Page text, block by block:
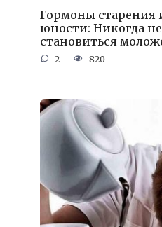
Гормоны старения
юности: Никогда
становиться
2 820